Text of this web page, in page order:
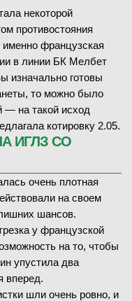
некоторой
противостояния
французская
в линии БК Мелбет
изначально готовы
то можно было
— на такой исход
котировку 2.05.
ИГЛЗ СО
очень плотная
на своем
шансов.
у французской
на то, чтобы
упустила два
вперед.
шли очень ровно, и